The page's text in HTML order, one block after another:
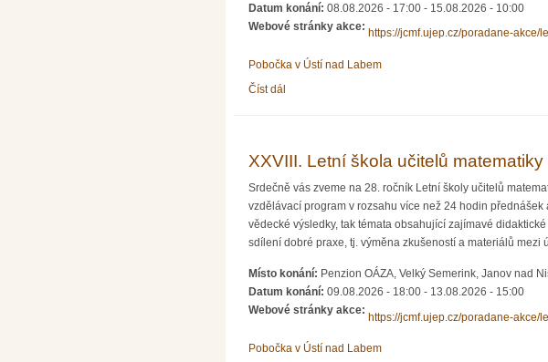
Datum konání: 08.08.2026 - 17:00 - 15.08.2026 - 10:00
Webové stránky akce:
https://jcmf.ujep.cz/poradane-akce/
Pobočka v Ústí nad Labem
Číst dál
XXVIII. Letní škola učitelů
Srdečně vás zveme na 28. ročník Letní školy učitelů
vzdělávací program v rozsahu více než 24 hodin
vědecké výsledky, tak témata obsahující zajímavé
sdílení dobré praxe, tj. výměna zkušeností a materiálů mezi
Místo konání: Penzion OÁZA, Velký Semerink, Janov nad
Datum konání: 09.08.2026 - 18:00 - 13.08.2026 - 15:00
Webové stránky akce:
https://jcmf.ujep.cz/poradane-akce/
Pobočka v Ústí nad Labem